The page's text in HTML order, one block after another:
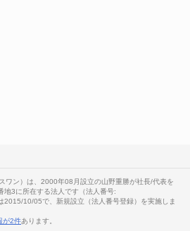
ワン）は、2000年08月設立の山野重勝が社長/代表を
地3に所在する法人です（法人番号:
10/05で、新規設立（法人番号登録）を実施しま
が2件あります。